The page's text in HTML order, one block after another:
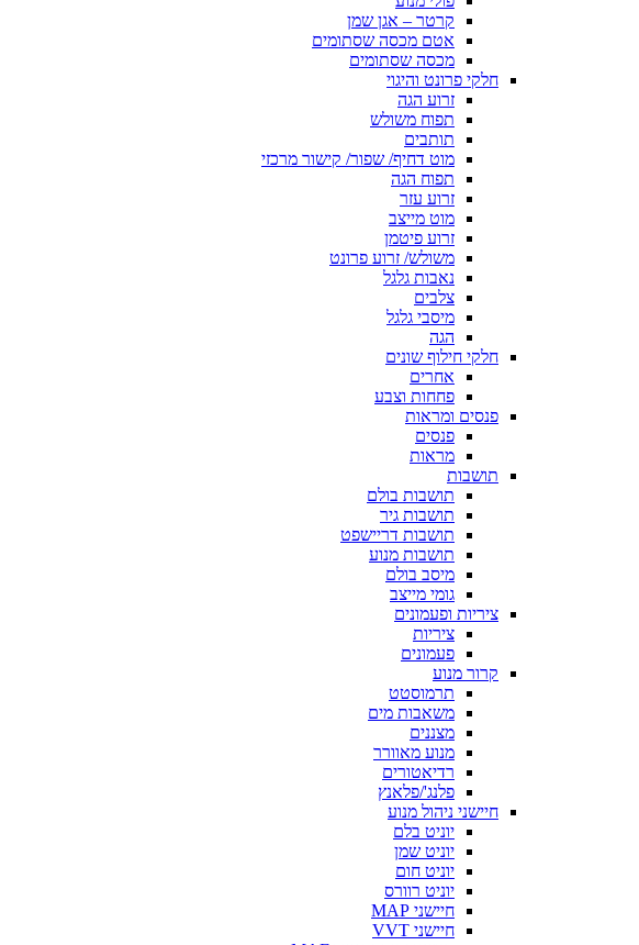
קרטר – אגן שמן
אטם מכסה שסתומים
מכסה שסתומים
חלקי פרונט והיגוי
זרוע הגה
תפוח משולש
תותבים
מוט דחיף/ שפור/ קישור מרכזי
תפוח הגה
זרוע עזר
מוט מייצב
זרוע פיטמן
משולש/ זרוע פרונט
נאבות גלגל
צלבים
מיסבי גלגל
הגה
חלקי חילוף שונים
אחרים
פחחות וצבע
פנסים ומראות
פנסים
מראות
תושבות
תושבות בולם
תושבות גיר
תושבות דריישפט
תושבות מנוע
מיסב בולם
גומי מייצב
ציריות ופעמונים
ציריות
פעמונים
קרור מנוע
תרמוסטט
משאבות מים
מצננים
מנוע מאוורר
רדיאטורים
פלנג'/פלאנץ
חיישני ניהול מנוע
יוניט בלם
יוניט שמן
יוניט חום
יוניט רוורס
חיישני MAP
חיישני VVT